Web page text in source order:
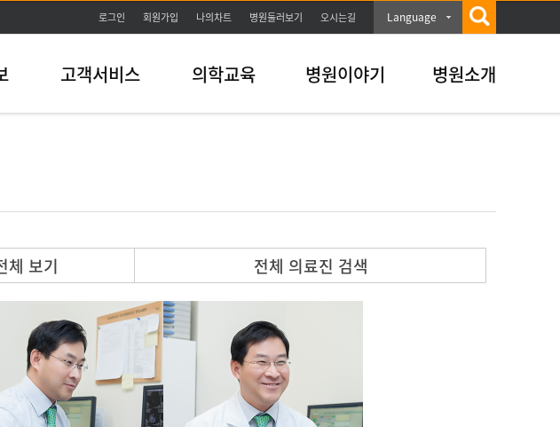
로그인 회원가입 나의차트 병원둘러보기 오시는길 Language
고객서비스 의학교육 병원이야기 병원소개
체 보기 전체 의료진 검색